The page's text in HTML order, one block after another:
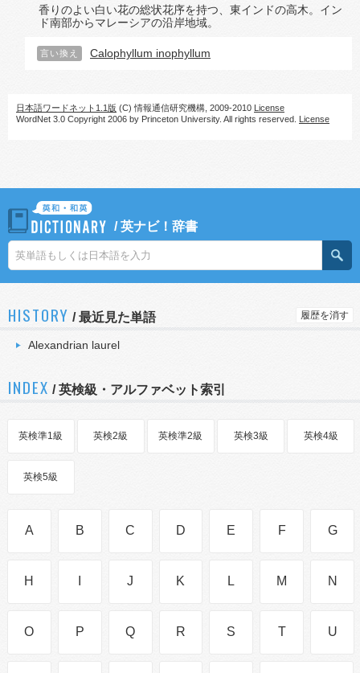
香りのよい白い花の総状花序を持つ、東インドの高木。イン
ド南部からマレーシアの沿岸地域。
言い換え Calophyllum inophyllum
日本語ワードネット1.1版 (C) 情報通信研究機構, 2009-2010 License
WordNet 3.0 Copyright 2006 by Princeton University. All rights reserved. License
/英ナビ！辞書
HISTORY /最近見た単語 履歴を消す
Alexandrian laurel
INDEX / 英検級・アルファベット索引
英検準1級 英検2級 英検準2級 英検3級 英検4級
英検5級
A B C D E F G
H J K L M N
O P Q R S T U